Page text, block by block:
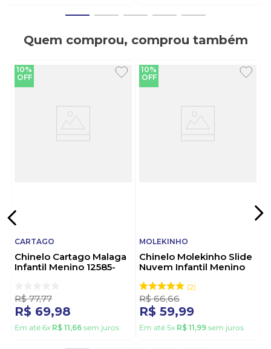
Quem comprou, comprou também
10%
OFF
CARTAGO
Chinelo Cartago Malaga
Infantil Menino 12585-
R$ 77,77
R$ 69,98
Em até 6x R$ 11,66 sem juros
10%
OFF
MOLEKINHO
Chinelo Molekinho Slide
Nuvem Infantil Menino
2
R$ 66,66
R$ 59,99
Em até 5x R$ 11,99 sem juros